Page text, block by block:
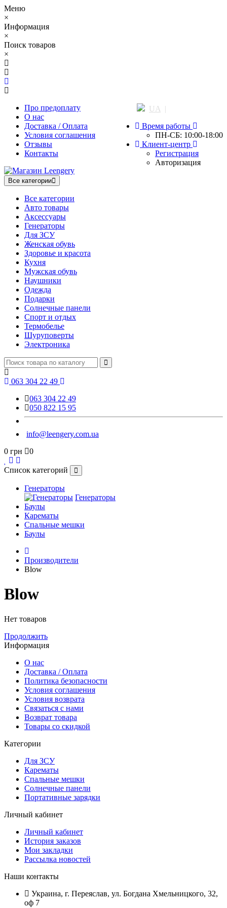
Меню
×
Информация
×
Поиск товаров
×
Про предоплату
О нас
Доставка / Оплата
Условия соглашения
Отзывы
Контакты
UA |
Время работы
ПН-СБ: 10:00-18:00
Клиент-центр
Регистрация
Авторизация
Все категории
Все категории
Авто товары
Аксессуары
Генераторы
Для ЗСУ
Женская обувь
Здоровье и красота
Кухня
Мужская обувь
Наушники
Одежда
Подарки
Солнечные панели
Спорт и отдых
Термобелье
Шуруповерты
Электроника
063 304 22 49
063 304 22 49
050 822 15 95
info@leengery.com.ua
0 грн
0
Список категорий
Генераторы
Генераторы
Баулы
Карематы
Спальные мешки
Баулы
Производители
Blow
Blow
Нет товаров
Продолжить
Информация
О нас
Доставка / Оплата
Политика безопасности
Условия соглашения
Условия возврата
Связаться с нами
Возврат товара
Товары со скидкой
Категории
Для ЗСУ
Карематы
Спальные мешки
Солнечные панели
Портативные зарядки
Личный кабинет
Личный кабинет
История заказов
Мои закладки
Рассылка новостей
Наши контакты
Украина, г. Переяслав, ул. Богдана Хмельницкого, 32,
оф 7